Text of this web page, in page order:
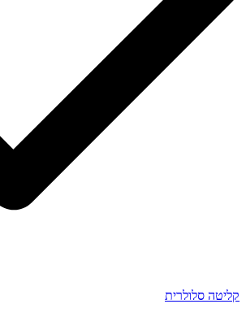
קליטה סלולרית